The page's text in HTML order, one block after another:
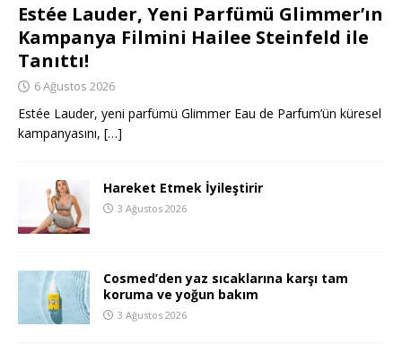
Estée Lauder, Yeni Parfümü Glimmer’ın
Kampanya Filmini Hailee Steinfeld ile
Tanıttı!
6 Ağustos 2026
Estée Lauder, yeni parfümü Glimmer Eau de Parfum’ün küresel
kampanyasını, […]
Hareket Etmek İyileştirir
3 Ağustos 2026
Cosmed’den yaz sıcaklarına karşı tam
koruma ve yoğun bakım
3 Ağustos 2026